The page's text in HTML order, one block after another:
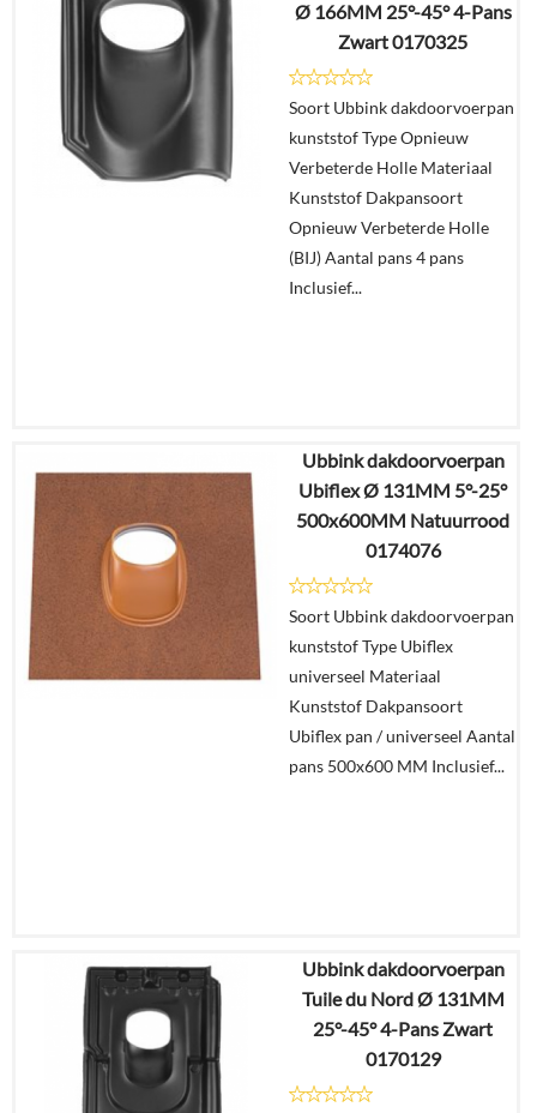
In
winkelmand
Ø 166MM 25°-45° 4-Pans
Zwart 0170325
Soort Ubbink dakdoorvoerpan
kunststof Type Opnieuw
Verbeterde Holle Materiaal
Kunststof Dakpansoort
Opnieuw Verbeterde Holle
(BIJ) Aantal pans 4 pans
Inclusief...
€57,23
€ 48,08
In
winkelmand
Ubbink dakdoorvoerpan
Ubiflex Ø 131MM 5°-25°
500x600MM Natuurrood
0174076
Soort Ubbink dakdoorvoerpan
kunststof Type Ubiflex
universeel Materiaal
Kunststof Dakpansoort
Ubiflex pan / universeel Aantal
pans 500x600 MM Inclusief...
€54,69
€45,94
Ubbink dakdoorvoerpan
Tuile du Nord Ø 131MM
25°-45° 4-Pans Zwart
0170129